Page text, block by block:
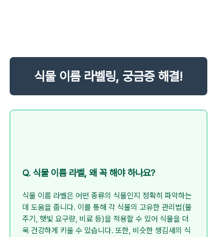
식물 이름 라벨링, 궁금증 해결!
Q. 식물 이름 라벨, 왜 꼭 해야 하나요?
식물 이름 라벨은 어떤 종류의 식물인지 정확히 파악하는
데 도움을 줍니다. 이를 통해 각 식물의 고유한 관리법(물
주기, 햇빛 요구량, 비료 등)을 적용할 수 있어 식물을 더
욱 건강하게 키울 수 있습니다. 또한, 비슷한 생김새의 식